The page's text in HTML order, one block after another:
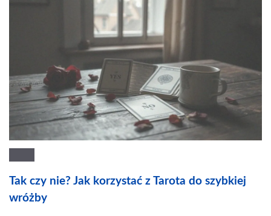
Tak czy nie? Jak korzystać z Tarota do szybkiej
wróżby